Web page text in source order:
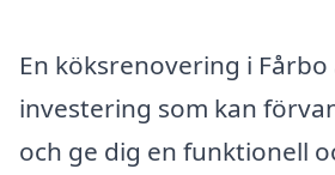
En köksrenovering i Fårbo
investering som kan
och ge dig en funktionell